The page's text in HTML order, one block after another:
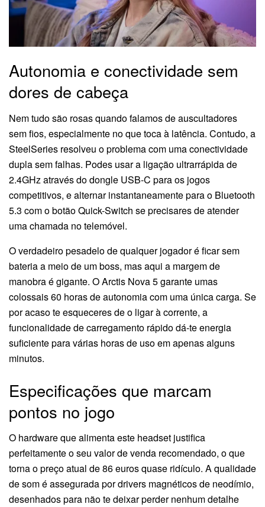
Autonomia e conectividade sem
dores de cabeça
Nem tudo são rosas quando falamos de auscultadores
sem fios, especialmente no que toca à latência. Contudo, a
SteelSeries resolveu o problema com uma conectividade
dupla sem falhas. Podes usar a ligação ultrarrápida de
2.4GHz através do dongle USB-C para os jogos
competitivos, e alternar instantaneamente para o Bluetooth
5.3 com o botão Quick-Switch se precisares de atender
uma chamada no telemóvel.
O verdadeiro pesadelo de qualquer jogador é ficar sem
bateria a meio de um boss, mas aqui a margem de
manobra é gigante. O Arctis Nova 5 garante umas
colossais 60 horas de autonomia com uma única carga. Se
por acaso te esqueceres de o ligar à corrente, a
funcionalidade de carregamento rápido dá-te energia
suficiente para várias horas de uso em apenas alguns
minutos.
Especificações que marcam
pontos no jogo
O hardware que alimenta este headset justifica
perfeitamente o seu valor de venda recomendado, o que
torna o preço atual de 86 euros quase ridículo. A qualidade
de som é assegurada por drivers magnéticos de neodímio,
desenhados para não te deixar perder nenhum detalhe